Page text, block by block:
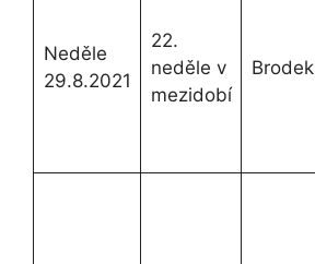
Neděle
29.8.2021
22.
neděle v
mezidobí
Brodek